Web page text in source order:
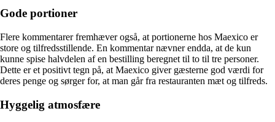
Gode portioner
Flere kommentarer fremhæver også, at portionerne hos Maexico er
store og tilfredsstillende. En kommentar nævner endda, at de kun
kunne spise halvdelen af en bestilling beregnet til to til tre personer.
Dette er et positivt tegn på, at Maexico giver gæsterne god værdi for
deres penge og sørger for, at man går fra restauranten mæt og tilfreds.
Hyggelig atmosfære